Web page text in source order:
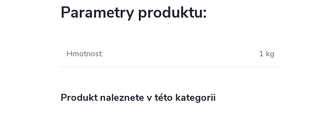
Parametry produktu:
Hmotnost: 1 kg
Produkt naleznete v této kategorii